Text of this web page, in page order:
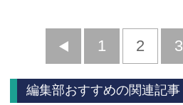
前
へ
1 2 3
編集部おすすめの関連記事